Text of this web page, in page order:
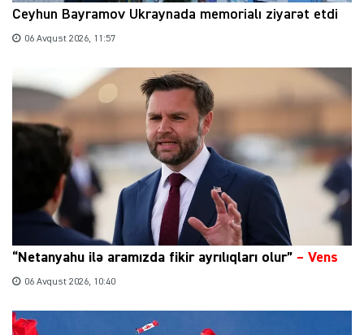
Ceyhun Bayramov Ukraynada memorialı ziyarət etdi
06 Avqust 2026, 11:57
“Netanyahu ilə aramızda fikir ayrılıqları olur” – Vens
06 Avqust 2026, 10:40